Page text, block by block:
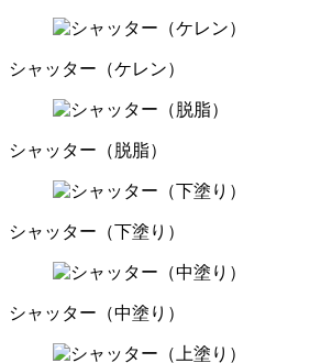
シャッター（ケレン）
シャッター（脱脂）
シャッター（下塗り）
シャッター（中塗り）